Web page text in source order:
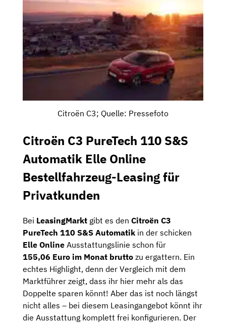
Citroën C3; Quelle: Pressefoto
Citroën C3 PureTech 110 S&S
Automatik Elle Online
Bestellfahrzeug-Leasing für
Privatkunden
Bei LeasingMarkt gibt es den Citroën C3
PureTech 110 S&S Automatik in der schicken
Elle Online Ausstattungslinie schon für
155,06 Euro im Monat brutto zu ergattern. Ein
echtes Highlight, denn der Vergleich mit dem
Marktführer zeigt, dass ihr hier mehr als das
Doppelte sparen könnt! Aber das ist noch längst
nicht alles – bei diesem Leasingangebot könnt ihr
die Ausstattung komplett frei konfigurieren. Der